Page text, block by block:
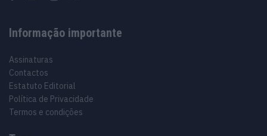
Informação importante
Assinaturas
Contactos
Estatuto Editorial
Política de Privacidade
Termos e condições